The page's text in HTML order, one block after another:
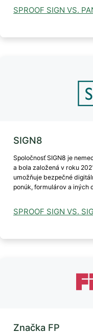
SPROOF SIGN VS.
SIGN8
Spoločnosť SIGN8 je
a bola založená v roku
umožňuje bezpečné
ponúk, formulárov a iných
SPROOF SIGN VS.
Značka FP